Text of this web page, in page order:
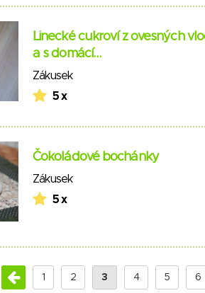
Linecké cukroví z ovesných
a s domácí…
Zákusek
5 x
Čokoládové bochánky
Zákusek
5 x
1 2 3 4 5 6